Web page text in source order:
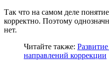
Так что на самом деле
корректно. Поэтому
нет.
Читайте также:
направлений коррекции